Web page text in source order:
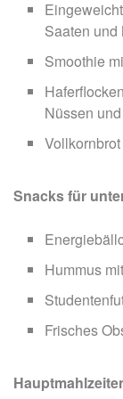
Saaten und
Smoothie
Nüssen
Snacks für
Hummus
Frisches